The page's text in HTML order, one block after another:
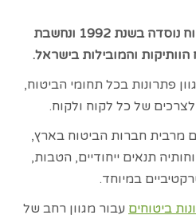
דרור נחשון סוכנות לביטוח נוסדה בשנת 1992 ונחשבת
והמובילות בישראל.
פתרונות בכל תחומי הביטוח,
של כל לקוח ולקוח.
מרבית חברות הביטוח בארץ,
תנאים ייחודיים, הטבות,
במיוחד.
ביטוחים עבור מגוון רחב של